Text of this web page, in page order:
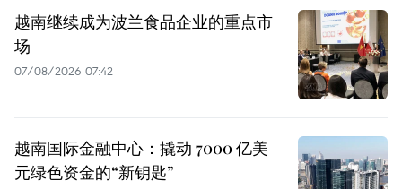
越南继续成为波兰食品企业的重点市
场
07/08/2026 07:42
越南国际金融中心：撬动 7000 亿美
元绿色资金的“新钥匙”